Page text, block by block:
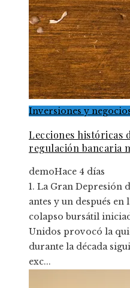
Inversiones y
Lecciones históricas
regulación bancaria
demoHace 4 días
1. La Gran Depresión
antes y un después
colapso bursátil
Unidos provocó la
durante la década
exc...